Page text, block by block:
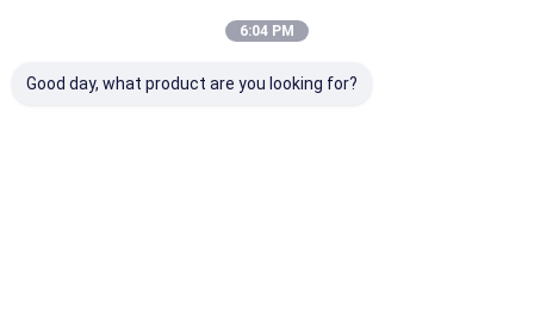
6:04 PM
Good day, what product are you looking for?